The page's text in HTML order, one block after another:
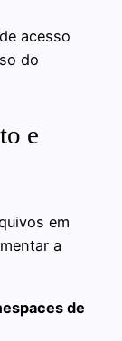
acesso
do
e
em
a
de